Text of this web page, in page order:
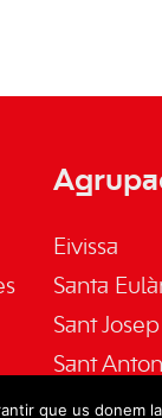
Eivissa
Santa
Sant
Sant
Sant Joan
que us donem